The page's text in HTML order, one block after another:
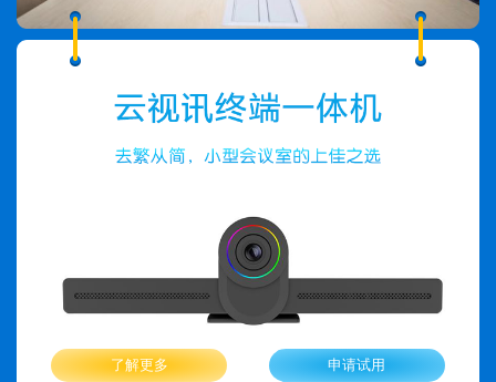
了解更多 申请试用